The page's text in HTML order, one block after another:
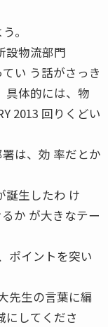
。
設物流部門
い う話がさっき
具体的には、物
2013 回りくどい
は、効 率だとか
誕生したわ け
か が大きなテー
ポイントを突い
先生の言葉に編
にしてくださ